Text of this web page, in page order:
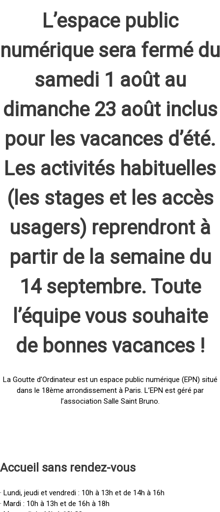
L’espace public
numérique sera fermé du
samedi 1 août au
dimanche 23 août inclus
pour les vacances d’été.
Les activités habituelles
(les stages et les accès
usagers) reprendront à
partir de la semaine du
14 septembre. Toute
l’équipe vous souhaite
de bonnes vacances !
La Goutte d’Ordinateur est un espace public numérique (EPN) situé
dans le 18ème arrondissement à Paris. L’EPN est géré par
l’association Salle Saint Bruno.
Accueil sans rendez-vous
· Lundi, jeudi et vendredi : 10h à 13h et de 14h à 16h
· Mardi : 10h à 13h et de 16h à 18h